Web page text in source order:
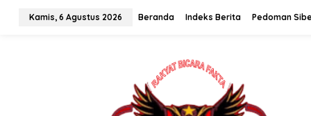
Kamis, 6 Agustus 2026 Beranda Indeks Berita Pedoman